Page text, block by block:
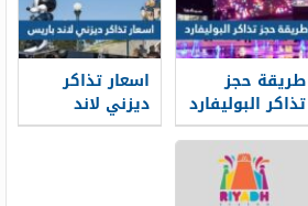
طريقة حجز
تذاكر البوليفارد
موسم الرياض
2026
اسعار تذاكر
ديزني لاند
باريس 2026